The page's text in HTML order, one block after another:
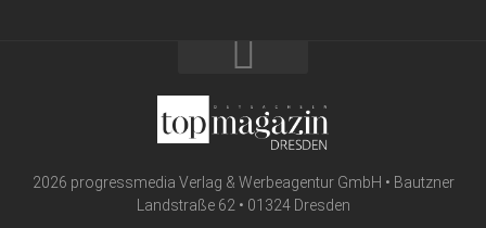
2026 progressmedia Verlag & Werbeagentur GmbH • Bautzner
Landstraße 62 • 01324 Dresden